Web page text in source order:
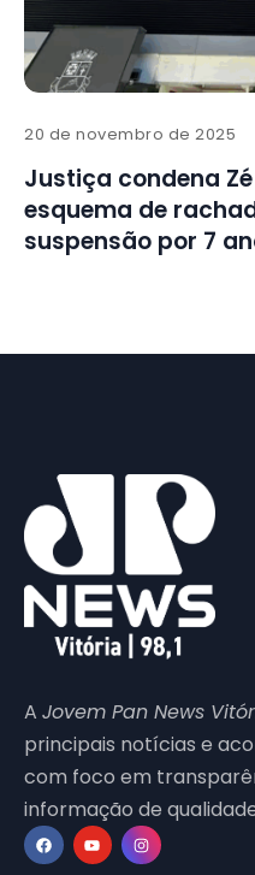
20 de novembro de 2025
Justiça condena
esquema de
suspensão por 7
A Jovem Pan News
principais notícias e
com foco em
informação de